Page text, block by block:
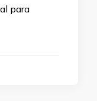
para